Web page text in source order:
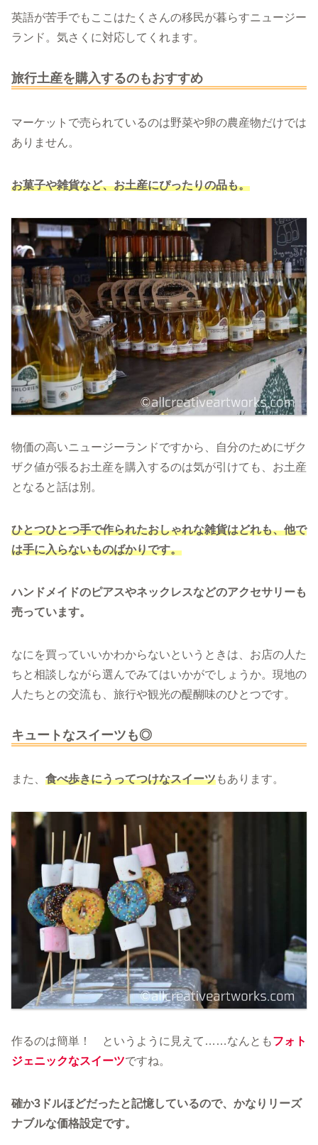
英語が苦手でもここはたくさんの移民が暮らすニュージー
ランド。気さくに対応してくれます。
旅行土産を購入するのもおすすめ
マーケットで売られているのは野菜や卵の農産物だけでは
ありません。
お菓子や雑貨など、お土産にぴったりの品も。
物価の高いニュージーランドですから、自分のためにザク
ザク値が張るお土産を購入するのは気が引けても、お土産
となると話は別。
ひとつひとつ手で作られたおしゃれな雑貨はどれも、他で
は手に入らないものばかりです。
ハンドメイドのピアスやネックレスなどのアクセサリーも
売っています。
なにを買っていいかわからないというときは、お店の人た
ちと相談しながら選んでみてはいかがでしょうか。現地の
人たちとの交流も、旅行や観光の醍醐味のひとつです。
キュートなスイーツも◎
また、 食べ歩きにうってつけなスイーツもあります。
作るのは簡単！ というように見えて……なんともフォト
ジェニックなスイーツですね。
確か3ドルほどだったと記憶しているので、かなりリーズ
ナブルな価格設定です。